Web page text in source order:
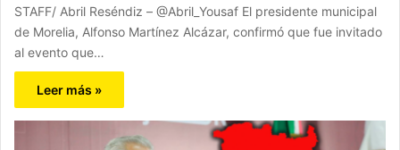
STAFF/ Abril Reséndiz – @Abril_Yousaf El presidente municipal
de Morelia, Alfonso Martínez Alcázar, confirmó que fue invitado
al evento que…
Leer más »